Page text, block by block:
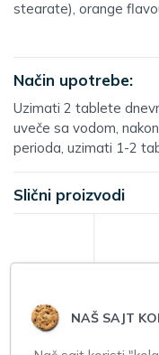
stearate), orange
Način upotrebe:
Uzimati 2 tablete
uveče sa vodom,
perioda, uzimati 1-2
Slični proizvodi
NAŠ SAJT